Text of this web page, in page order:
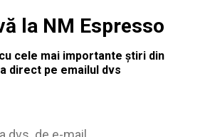
la NM Espresso
cele mai importante știri din
direct pe emailul dvs